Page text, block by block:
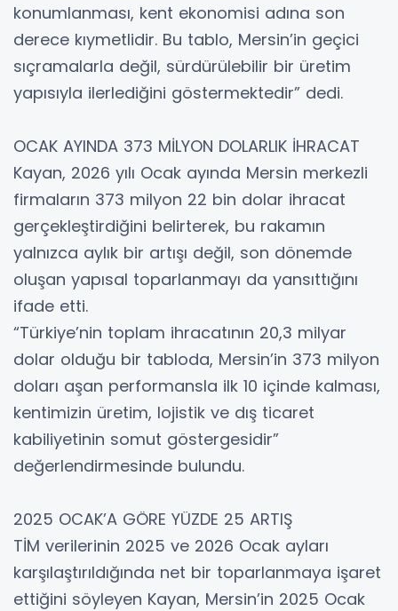
konumlanması, kent ekonomisi adına son
derece kıymetlidir. Bu tablo, Mersin’in geçici
sıçramalarla değil, sürdürülebilir bir üretim
yapısıyla ilerlediğini göstermektedir” dedi.
OCAK AYINDA 373 MİLYON DOLARLIK İHRACAT
Kayan, 2026 yılı Ocak ayında Mersin merkezli
firmaların 373 milyon 22 bin dolar ihracat
gerçekleştirdiğini belirterek, bu rakamın
yalnızca aylık bir artışı değil, son dönemde
oluşan yapısal toparlanmayı da yansıttığını
ifade etti.
“Türkiye’nin toplam ihracatının 20,3 milyar
dolar olduğu bir tabloda, Mersin’in 373 milyon
doları aşan performansla ilk 10 içinde kalması,
kentimizin üretim, lojistik ve dış ticaret
kabiliyetinin somut göstergesidir”
değerlendirmesinde bulundu.
2025 OCAK’A GÖRE YÜZDE 25 ARTIŞ
TİM verilerinin 2025 ve 2026 Ocak ayları
karşılaştırıldığında net bir toparlanmaya işaret
ettiğini söyleyen Kayan, Mersin’in 2025 Ocak